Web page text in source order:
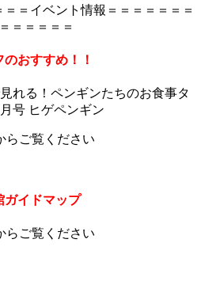
＝イベント情報＝＝＝＝＝＝＝
＝＝＝＝＝
のおすすめ！！
れる！ペンギンたちのお食事タ
号 ヒゲペンギン
らご覧ください
ガイドマップ
らご覧ください